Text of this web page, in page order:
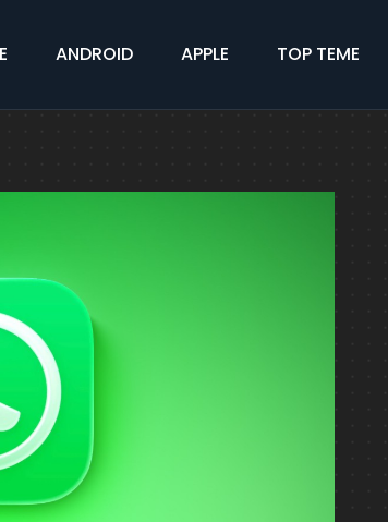
ANDROID APPLE TOP TEME